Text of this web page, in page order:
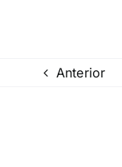
Anterior